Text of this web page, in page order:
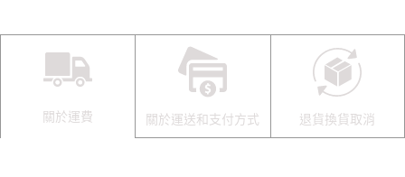
關於運費 關於運送和支付方式 退貨換貨取消